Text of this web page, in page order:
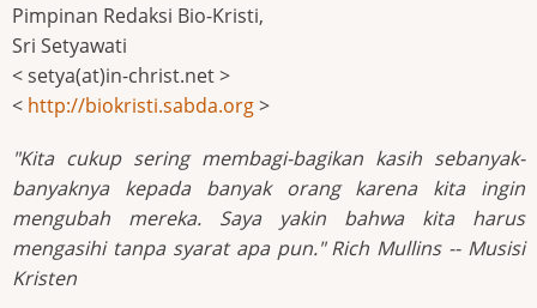
Pimpinan Redaksi Bio-Kristi,
Sri Setyawati
< setya(at)in-christ.net >
< http://biokristi.sabda.org>
"Kita cukup sering membagi-bagikan kasih sebanyak-
banyaknya kepada banyak orang karena kita ingin
mengubah mereka. Saya yakin bahwa kita harus
mengasihi tanpa syarat apa pun." Rich Mullins -- Musisi
Kristen